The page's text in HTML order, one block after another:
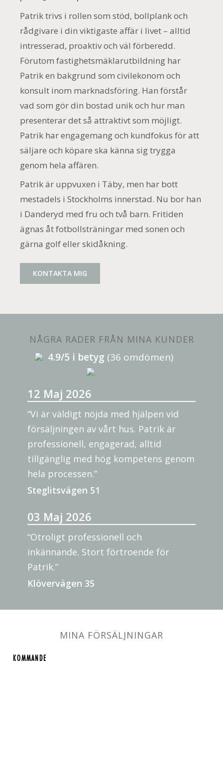
Patrik trivs i rollen som stöd, bollplank och
rådgivare i din viktigaste affär i livet – alltid
intresserad, proaktiv och väl förberedd.
Förutom fastighetsmäklarutbildning har
Patrik en bakgrund som civilekonom och
konsult inom marknadsföring. Han förstår
vad som gör din bostad unik och hur man
presenterar det så attraktivt som möjligt.
Patrik har engagemang och kundfokus för att
säljare och köpare ska känna sig trygga
genom hela affären.
Patrik är uppvuxen i Täby, men har bott
mestadels i Stockholms innerstad. Nu bor han
i Danderyd med fru och två barn. Fritiden
ägnas åt fotbollsträningar med sonen och
gärna golf eller skidåkning.
KONTAKTA MIG
NÅGRA RADER FRÅN MINA KUNDER
4.9/5 i betyg (36 omdömen)
12 Maj 2026
“Vi är väldigt nöjda med hjälpen vid
försäljningen av vårt hus. Patrik är
professionell, engagerad, alltid
tillgänglig med hög kompetens genom
hela processen.”
Steglitsvägen 51
03 Maj 2026
“Otroligt professionell och
inkännande. Stort förtroende för
Patrik.”
Klövervägen 35
MINA FÖRSÄLJNINGAR
KOMMANDE
KOMMANDE